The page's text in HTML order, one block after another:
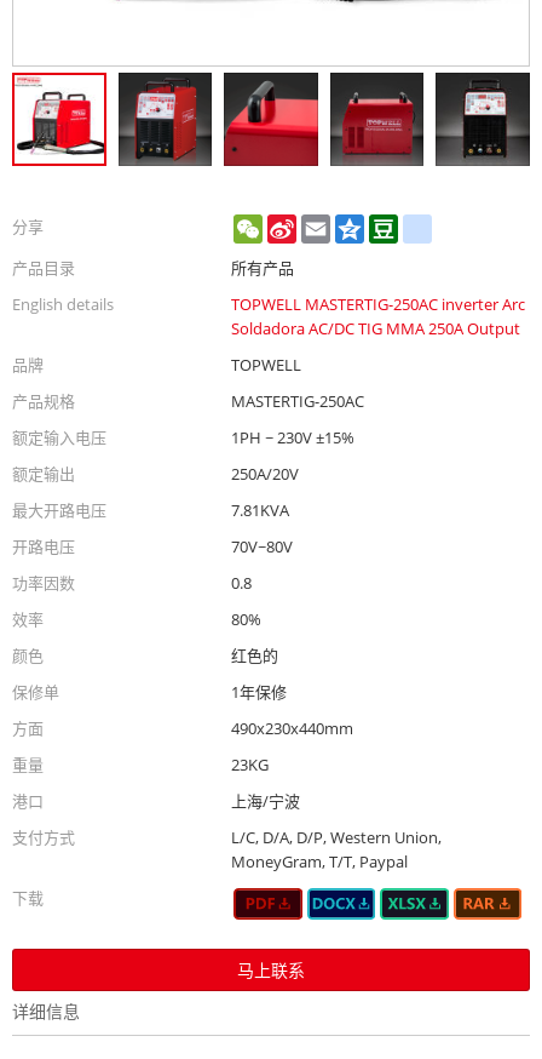
分享 WeChat
Sina
Weibo
Email Qzone
产品目录
所有产品
English details
TOPWELL MASTERTIG-250AC inverter Arc
Soldadora AC/DC TIG MMA 250A Output
品牌
TOPWELL
产品规格
MASTERTIG-250AC
额定输入电压
1PH ~ 230V ±15%
额定输出
250A/20V
最大开路电压
7.81KVA
开路电压
70V~80V
功率因数
0.8
效率
80%
颜色
红色的
保修单
1年保修
方面
490x230x440mm
重量
23KG
港口
上海/宁波
支付方式
L/C, D/A, D/P, Western Union,
MoneyGram, T/T, Paypal
下载
马上联系
详细信息